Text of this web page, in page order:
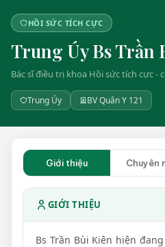
HỒI SỨC TÍCH CỰC
Trung Úy Bs Trần
Bác sĩ điều trị khoa Hồi sức tích cực -
Trung Úy BV Quân Y 121
Giới thiệu Chuyên
GIỚI THIỆU
Bs Trần Bùi Kiên hiện